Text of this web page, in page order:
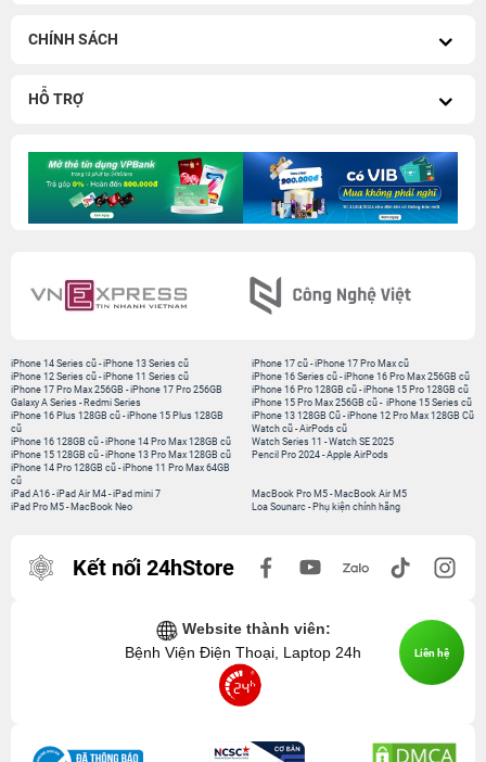
CHÍNH SÁCH
HỖ TRỢ
iPhone 14 Series cũ -iPhone 13 Series cũ
iPhone 12 Series cũ -iPhone 11 Series cũ
iPhone 17 Pro Max 256GB -iPhone 17 Pro 256GB
Galaxy A Series - Redmi Series
iPhone 17 cũ-iPhone 17 Pro Max cũ
iPhone 16 Series cũ- iPhone 16 Pro Max 256GB cũ
iPhone 16 Pro 128GB cũ-iPhone 15 Pro 128GB cũ
iPhone 15 Pro Max 256GB cũ- iPhone 15 Series cũ
iPhone 16 Plus 128GB cũ -iPhone 15 Plus 128GB
cũ
iPhone 16 128GB cũ -iPhone 14 Pro Max 128GB cũ
iPhone 15 128GB cũ -iPhone 13 Pro Max 128GB cũ
iPhone 14 Pro 128GB cũ -iPhone 11 Pro Max 64GB
cũ
iPhone 13 128GB Cũ-iPhone 12 Pro Max 128GB Cũ
Watch cũ-AirPods cũ
Watch Series 11 -Watch SE 2025
Pencil Pro 2024-Apple AirPods
iPad A16 -iPad Air M4 -iPad mini 7
iPad Pro M5 - MacBook Neo
MacBook Pro M5- MacBook Air M5
Loa Sounarc- Phụ kiện chính hãng
Kết nối 24hStore
Website thành viên:
Bệnh Viện Điện Thoại, Laptop 24h
Liên hệ